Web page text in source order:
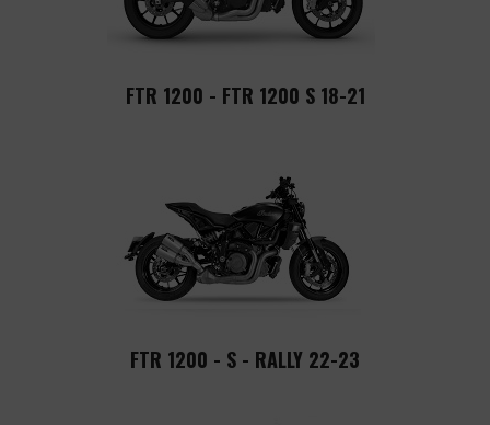
FTR 1200 - FTR 1200 S 18-21
FTR 1200 - S - RALLY 22-23